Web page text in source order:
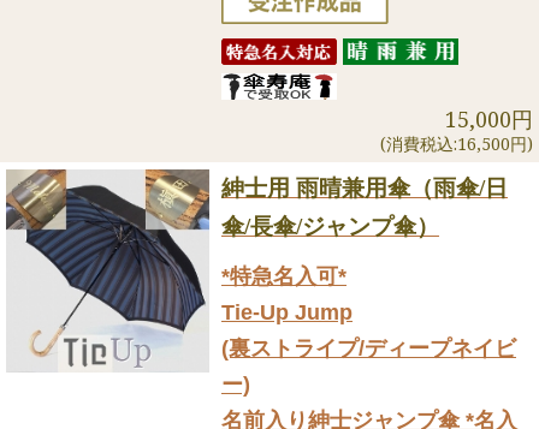
15,000円
(消費税込:16,500円)
紳士用 雨晴兼用傘（雨傘/日
傘/長傘/ジャンプ傘）
*特急名入可*
Tie-Up Jump
(裏ストライプ/ディープネイビ
ー)
名前入り紳士ジャンプ傘 *名入